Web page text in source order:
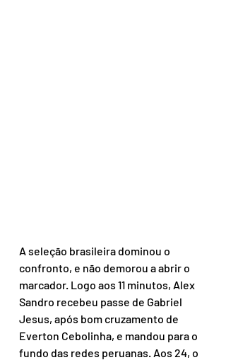
A seleção brasileira dominou o
confronto, e não demorou a abrir o
marcador. Logo aos 11 minutos, Alex
Sandro recebeu passe de Gabriel
Jesus, após bom cruzamento de
Everton Cebolinha, e mandou para o
fundo das redes peruanas. Aos 24, o